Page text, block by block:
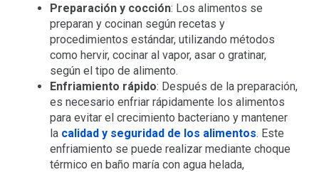
Preparación y cocción: Los alimentos se
preparan y cocinan según recetas y
procedimientos estándar, utilizando métodos
como hervir, cocinar al vapor, asar o gratinar,
según el tipo de alimento.
Enfriamiento rápido: Después de la preparación,
es necesario enfriar rápidamente los alimentos
para evitar el crecimiento bacteriano y mantener
la calidad y seguridad de los alimentos. Este
enfriamiento se puede realizar mediante choque
térmico en baño maría con agua helada,